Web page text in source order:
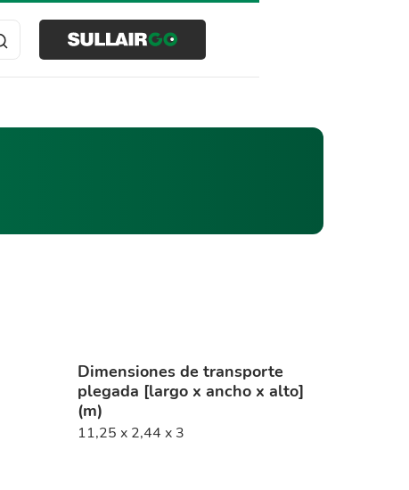
Buscar
Dimensiones de transporte
plegada [largo x ancho x alto]
(m)
11,25 x 2,44 x 3